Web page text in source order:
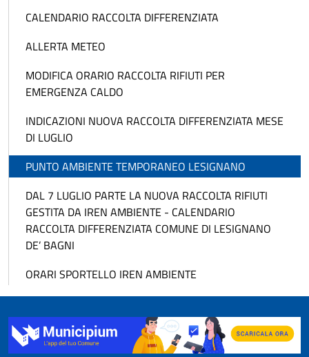
CALENDARIO RACCOLTA DIFFERENZIATA
ALLERTA METEO
MODIFICA ORARIO RACCOLTA RIFIUTI PER
EMERGENZA CALDO
INDICAZIONI NUOVA RACCOLTA DIFFERENZIATA MESE
DI LUGLIO
PUNTO AMBIENTE TEMPORANEO LESIGNANO
DAL 7 LUGLIO PARTE LA NUOVA RACCOLTA RIFIUTI
GESTITA DA IREN AMBIENTE - CALENDARIO
RACCOLTA DIFFERENZIATA COMUNE DI LESIGNANO
DE’ BAGNI
ORARI SPORTELLO IREN AMBIENTE